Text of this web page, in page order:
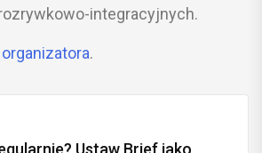
integracyjnych.
.
Ustaw Brief jako